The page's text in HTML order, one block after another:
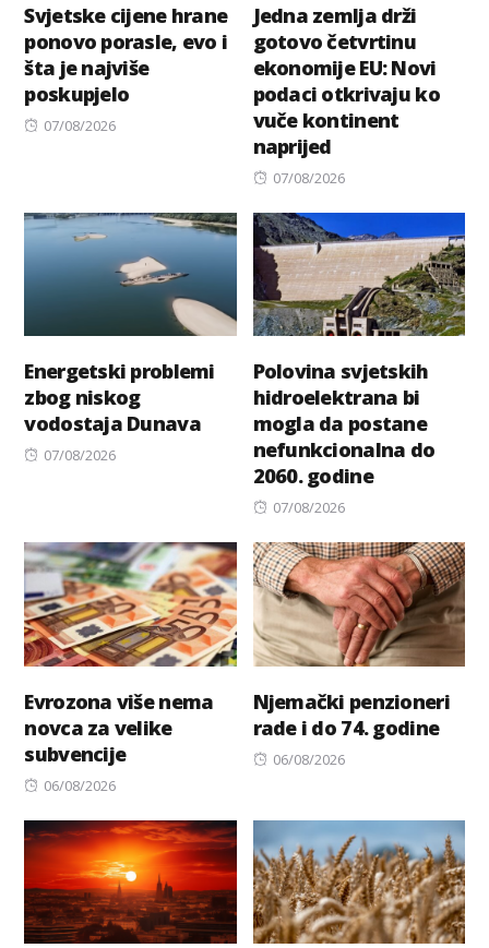
Svjetske cijene hrane
ponovo porasle, evo i
šta je najviše
poskupjelo
Posted
07/08/2026
Jedna zemlja drži
gotovo četvrtinu
ekonomije EU: Novi
podaci otkrivaju ko
vuče kontinent
naprijed
Posted
07/08/2026
Energetski problemi
zbog niskog
vodostaja Dunava
Posted
07/08/2026
Polovina svjetskih
hidroelektrana bi
mogla da postane
nefunkcionalna do
2060. godine
Posted
07/08/2026
Evrozona više nema
novca za velike
subvencije
Posted
06/08/2026
Njemački penzioneri
rade i do 74. godine
Posted
06/08/2026